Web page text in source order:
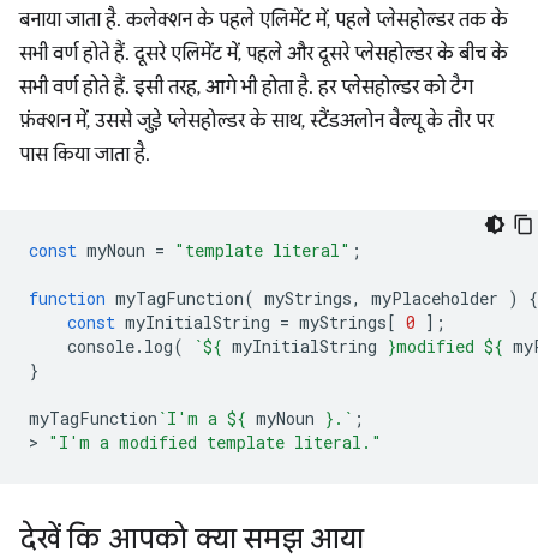
बनाया जाता है. कलेक्शन के पहले एलिमेंट में, पहले प्लेसहोल्डर तक के
सभी वर्ण होते हैं. दूसरे एलिमेंट में, पहले और दूसरे प्लेसहोल्डर के बीच के
सभी वर्ण होते हैं. इसी तरह, आगे भी होता है. हर प्लेसहोल्डर को टैग
फ़ंक्शन में, उससे जुड़े प्लेसहोल्डर के साथ, स्टैंडअलोन वैल्यू के तौर पर
पास किया जाता है.
const myNoun = "template literal" ;
function myTagFunction( myStrings, myPlaceholder )
{
const myInitialString = myStrings[ 0 ];
console. log( `${ myInitialString }modified ${
}
myTagFunction `I'm a ${ myNoun } .` ;
> "I'm a modified template literal."
देखें कि आपको क्या समझ आया